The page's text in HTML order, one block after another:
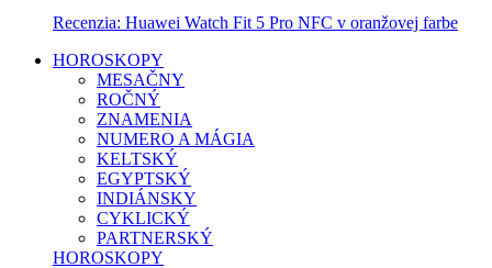
Recenzia: Huawei Watch Fit 5 Pro NFC v oranžovej farbe
HOROSKOPY
MESAČNY
ROČNÝ
ZNAMENIA
NUMERO A MÁGIA
KELTSKÝ
EGYPTSKÝ
INDIÁNSKY
CYKLICKÝ
PARTNERSKÝ
HOROSKOPY